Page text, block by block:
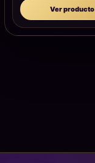
Ver producto